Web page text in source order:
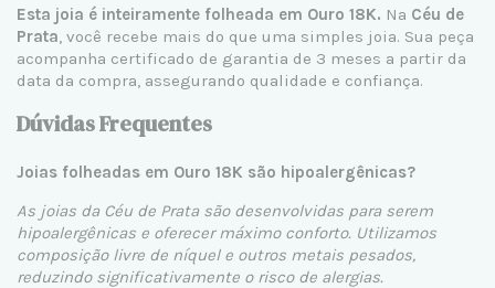
Esta joia é inteiramente folheada em Ouro 18K. Na Céu de
Prata, você recebe mais do que uma simples joia. Sua peça
acompanha certificado de garantia de 3 meses a partir da
data da compra, assegurando qualidade e confiança.
Dúvidas Frequentes
Joias folheadas em Ouro 18K são hipoalergênicas?
As joias da Céu de Prata são desenvolvidas para serem
hipoalergênicas e oferecer máximo conforto. Utilizamos
composição livre de níquel e outros metais pesados,
reduzindo significativamente o risco de alergias.